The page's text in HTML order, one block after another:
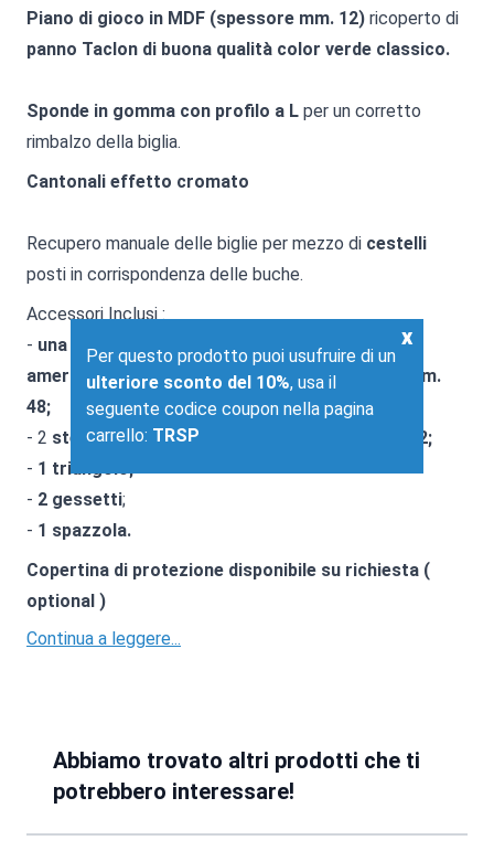
Piano di gioco in MDF (spessore mm. 12) ricoperto di
panno Taclon di buona qualità color verde classico.
Sponde in gomma con profilo a L per un corretto
rimbalzo della biglia.
Cantonali effetto cromato
Recupero manuale delle biglie per mezzo di cestelli
posti in corrispondenza delle buche.
Accessori Inclusi :
- una serie di biglie tipo "Standard" per il pool
americano diametro mm. 48 con biglia bianca mm.
48;
- 2 stecche in legno di ramino lunghezza cm. 122;
- 1 triangolo;
- 2 gessetti;
- 1 spazzola.
Copertina di protezione disponibile su richiesta (
optional )
Continua a leggere...
Abbiamo trovato altri prodotti che ti
potrebbero interessare!
Per questo prodotto puoi usufruire di un
ulteriore sconto del 10%, usa il
seguente codice coupon nella pagina
carrello: TRSP
x